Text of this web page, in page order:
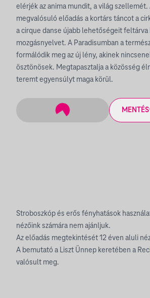
elérjék az anima mundit, a világ
megvalósuló előadás a kortárs táncot a
a cirque danse újabb lehetőségeit
mozgásnyelvet. A Paradisumban a
formálódik meg az új lény, akinek
ösztönösek. Megtapasztalja a közösség
teremt egyensúlyt maga körül.
MENTÉS
Stroboszkóp és erős fényhatások
nézőink számára nem ajánljuk.
Az előadás megtekintését 12 éven aluli
A bemutató a Liszt Ünnep keretében a
valósult meg.